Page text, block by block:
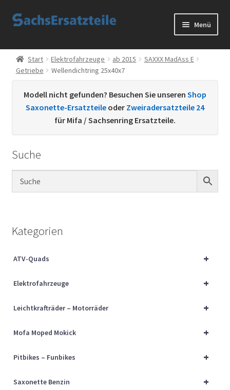
Zur
Zum
Menü
Start
AGB
Datenschutzerklärung
Kontakt
Sachs Ersatzteile
Über uns
Start Elektrofahrzeuge ab 2015
SAXXX MadAss E
Getriebe
Wellendichtring 25x40x7
Modell nicht gefunden? Besuchen Sie unseren Shop
Saxonette-Ersatzteile oder Zweiradersatzteile 24
für Mifa / Sachsenring Ersatzteile.
Suche
Kategorien
+
ATV-Quads
+
Elektrofahrzeuge
+
Leichtkrafträder – Motorräder
+
Mofa Moped Mokick
+
Pitbikes – Funbikes
+
Saxonette Benzin